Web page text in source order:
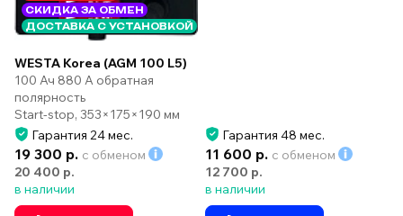
СКИДКА ЗА ОБМЕН
ДОСТАВКА С УСТАНОВКОЙ
WESTA Korea (AGM 100 L5)
100 Ач 880 А обратная
полярность
Start-stop, 353×175×190 мм
Гарантия 24 мес.
19 300 р. с обменом
20 400 р.
в наличии
Гарантия 48 мес.
11 600 р. с обменом
12 700 р.
в наличии